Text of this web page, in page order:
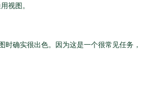
视图。
确实很出色。因为这是一个很常见任务，